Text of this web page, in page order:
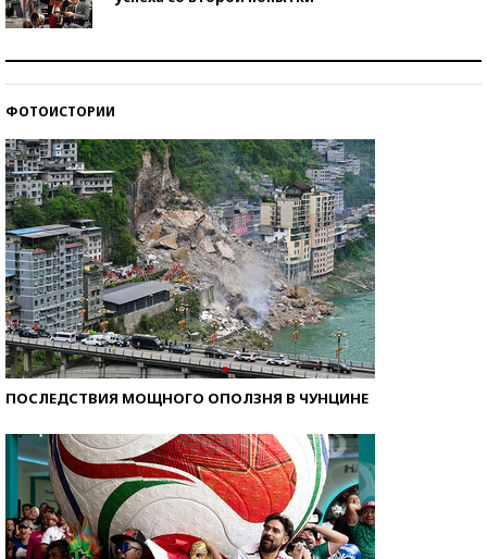
ФОТОИСТОРИИ
ПОСЛЕДСТВИЯ МОЩНОГО ОПОЛЗНЯ В ЧУНЦИНЕ